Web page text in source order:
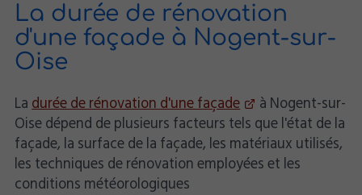
La durée de rénovation
d'une façade à Nogent-sur-
Oise
La durée de rénovation d'une façade
à Nogent-sur-
Oise dépend de plusieurs facteurs tels que l'état de la
façade, la surface de la façade, les matériaux utilisés,
les techniques de rénovation employées et les
conditions météorologiques